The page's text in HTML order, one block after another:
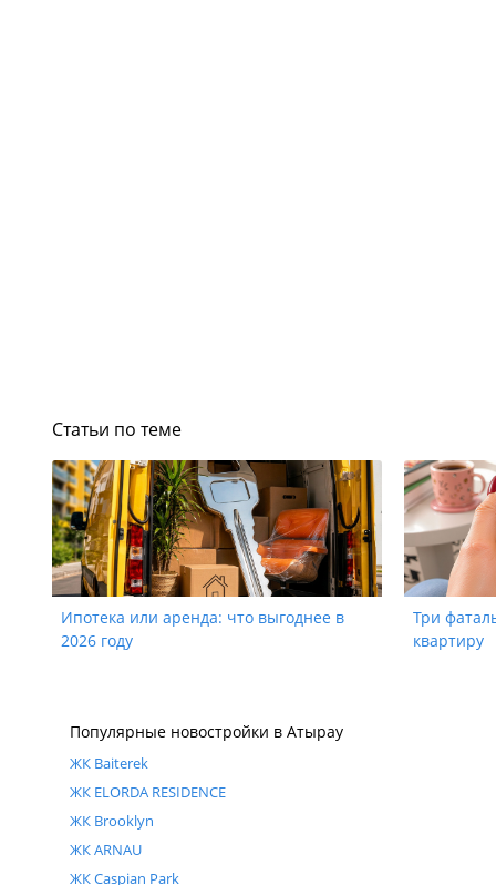
Статьи по теме
Ипотека или аренда: что выгоднее в
2026 году
Три
квартиру
Популярные новостройки в Атырау
ЖК Baiterek
ЖК ELORDA RESIDENCE
ЖК Brooklyn
ЖК ARNAU
ЖК Caspian Park